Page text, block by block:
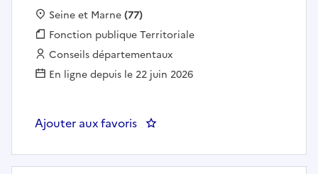
Localisation :
Seine et Marne(77)
Fonction publique :
Fonction publique Territoriale
Employeur :
Conseils départementaux
En ligne depuis le 22 juin 2026
Ajouter aux favoris : Responsable administratif